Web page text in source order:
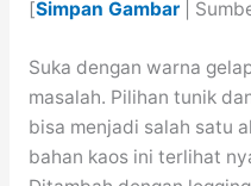
[Simpan Gambar|
Suka dengan warna
masalah. Pilihan tunik
bisa menjadi salah satu
bahan kaos ini terlihat